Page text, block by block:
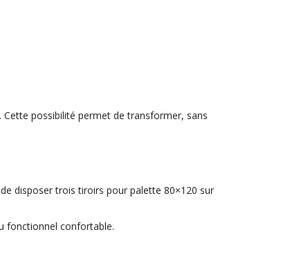
possibilité permet de transformer, sans
disposer trois tiroirs pour palette 80×120 sur
fonctionnel confortable.